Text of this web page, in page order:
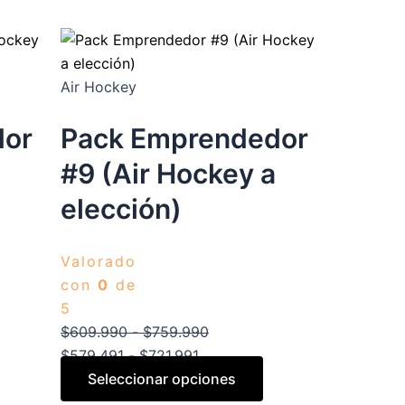
Air Hockey
Pack Emprendedor
#9 (Air Hockey a
elección)
Valorado
con 0 de
5
$609.990 - $759.990
desde
$579.491 - $721.991
desde
Seleccionar opciones
tiene
múltiples
variantes.
Las
se
pueden
en
página
de
producto